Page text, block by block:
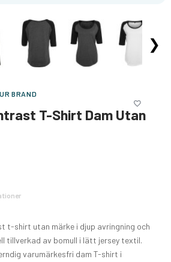
❯
BRAND
T-Shirt Dam Utan
t-shirt utan märke i djup avringning och
tillverkad av bomull i lätt jersey textil.
varumärkesfri dam T-shirt i